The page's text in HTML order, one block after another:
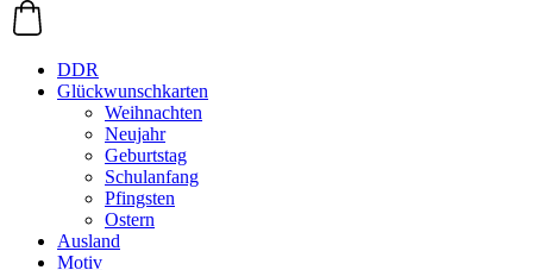
DDR
Glückwunschkarten
Weihnachten
Neujahr
Geburtstag
Schulanfang
Pfingsten
Ostern
Ausland
Motiv